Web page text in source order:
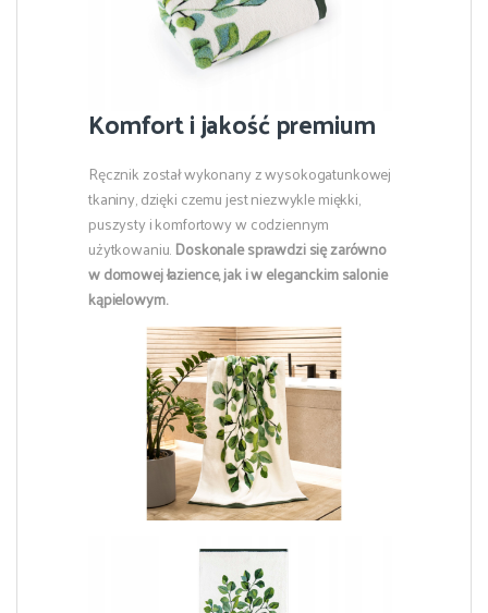
Komfort i jakość premium
Ręcznik został wykonany z wysokogatunkowej
tkaniny, dzięki czemu jest niezwykle miękki,
puszysty i komfortowy w codziennym
użytkowaniu. Doskonale sprawdzi się zarówno
w domowej łazience, jak i w eleganckim salonie
kąpielowym.